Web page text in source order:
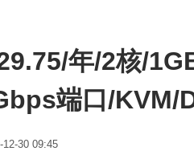
年/2核/
端口/KVM/
30 09:45